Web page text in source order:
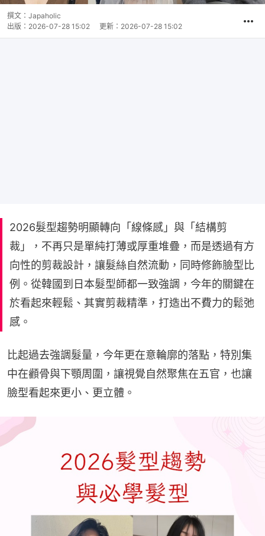
撰文： Japaholic
出版： 2026-07-28 15:02 更新： 2026-07-28 15:02
2026髮型趨勢明顯轉向「線條感」與「結構剪
裁」，不再只是單純打薄或厚重堆疊，而是透過有方
向性的剪裁設計，讓髮絲自然流動，同時修飾臉型比
例。從韓國到日本髮型師都一致強調，今年的關鍵在
於看起來輕鬆、其實剪裁精準，打造出不費力的鬆弛
感。
比起過去強調髮量，今年更在意輪廓的落點，特別集
中在顴骨與下顎周圍，讓視覺自然聚焦在五官，也讓
臉型看起來更小、更立體。